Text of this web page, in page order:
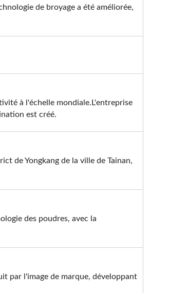
de broyage a été améliorée,
à l'échelle mondiale.L'entreprise
est créé.
de Yongkang de la ville de Tainan,
des poudres, avec la
par l'image de marque, développant